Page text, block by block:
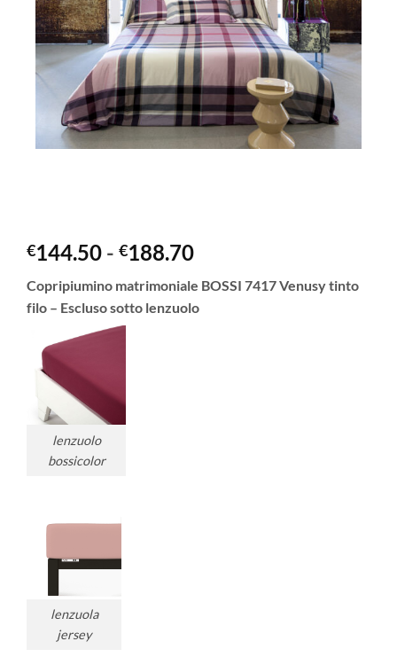
€144.50 - €188.70Fascia
prezzo:
da
Copripiumino matrimoniale BOSSI 7417 Venusy tinto
filo – Escluso sotto lenzuolo
lenzuolo
bossicolor
lenzuola
jersey